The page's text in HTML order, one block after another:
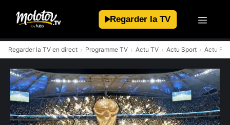
Regarder la TV
Regarder la TV en direct Programme TV Actu TV Actu Sport Actu